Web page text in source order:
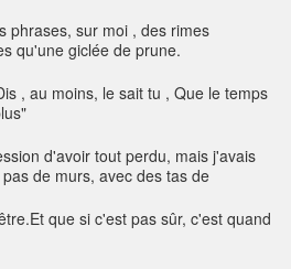
phrases, sur moi , des rimes
qu'une giclée de prune.
, au moins, le sait tu , Que le temps
d'avoir tout perdu, mais j'avais
de murs, avec des tas de
que si c'est pas sûr, c'est quand